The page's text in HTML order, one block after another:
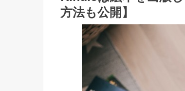
方法も公開】